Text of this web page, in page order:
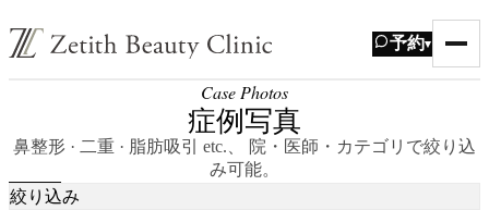
予約▾
Case Photos
症例写真
鼻整形 · 二重 · 脂肪吸引 etc.、 院・医師・カテゴリで絞り込
み可能。
絞り込み